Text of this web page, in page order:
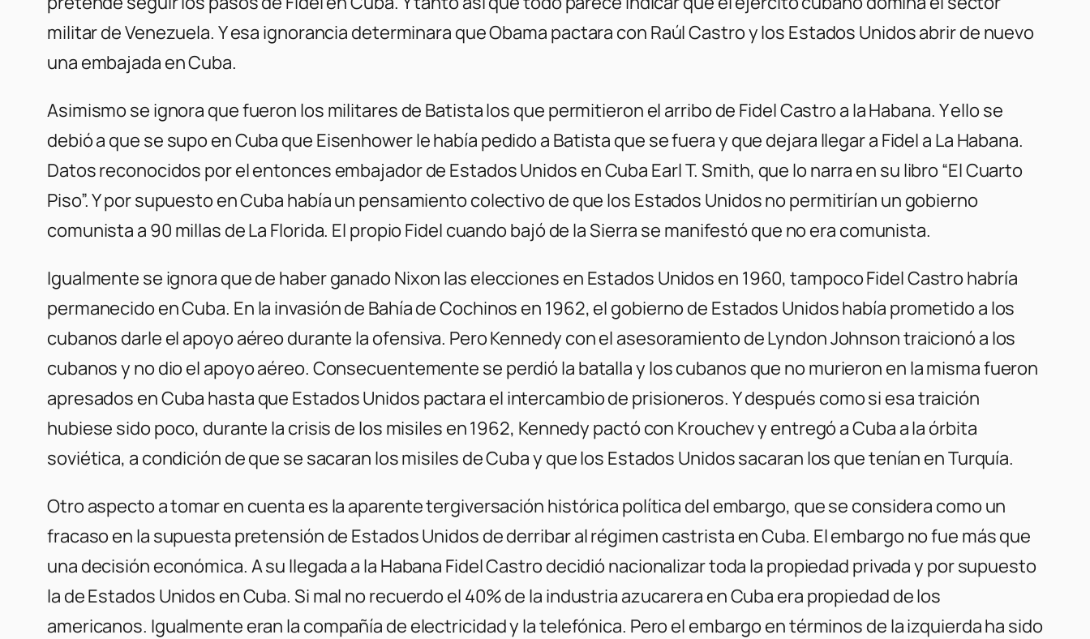
militar de Venezuela. Y esa ignorancia determinara que Obama pactara con Raúl Castro y los Estados Unidos abrir de nuevo
una embajada en Cuba.
Asimismo se ignora que fueron los militares de Batista los que permitieron el arribo de Fidel Castro a la Habana. Y ello se
debió a que se supo en Cuba que Eisenhower le había pedido a Batista que se fuera y que dejara llegar a Fidel a La Habana.
Datos reconocidos por el entonces embajador de Estados Unidos en Cuba Earl T. Smith, que lo narra en su libro “El Cuarto
Piso”. Y por supuesto en Cuba había un pensamiento colectivo de que los Estados Unidos no permitirían un gobierno
comunista a 90 millas de La Florida. El propio Fidel cuando bajó de la Sierra se manifestó que no era comunista.
Igualmente se ignora que de haber ganado Nixon las elecciones en Estados Unidos en 1960, tampoco Fidel Castro habría
permanecido en Cuba. En la invasión de Bahía de Cochinos en 1962, el gobierno de Estados Unidos había prometido a los
cubanos darle el apoyo aéreo durante la ofensiva. Pero Kennedy con el asesoramiento de Lyndon Johnson traicionó a los
cubanos y no dio el apoyo aéreo. Consecuentemente se perdió la batalla y los cubanos que no murieron en la misma fueron
apresados en Cuba hasta que Estados Unidos pactara el intercambio de prisioneros. Y después como si esa traición
hubiese sido poco, durante la crisis de los misiles en 1962, Kennedy pactó con Krouchev y entregó a Cuba a la órbita
soviética, a condición de que se sacaran los misiles de Cuba y que los Estados Unidos sacaran los que tenían en Turquía.
Otro aspecto a tomar en cuenta es la aparente tergiversación histórica política del embargo, que se considera como un
fracaso en la supuesta pretensión de Estados Unidos de derribar al régimen castrista en Cuba. El embargo no fue más que
una decisión económica. A su llegada a la Habana Fidel Castro decidió nacionalizar toda la propiedad privada y por supuesto
la de Estados Unidos en Cuba. Si mal no recuerdo el 40% de la industria azucarera en Cuba era propiedad de los
americanos. Igualmente eran la compañía de electricidad y la telefónica. Pero el embargo en términos de la izquierda ha sido